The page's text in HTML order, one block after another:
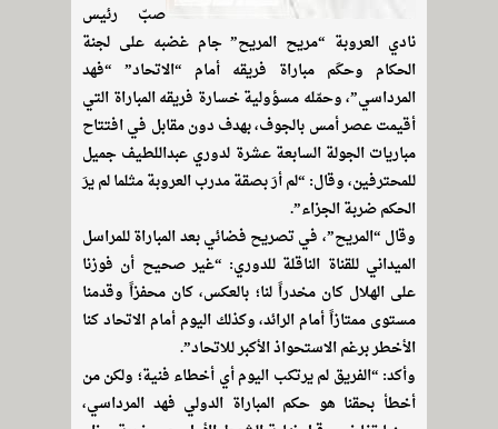
صبّ رئيس
نادي العروبة “مريح المريح” جام غضبه على لجنة
الحكام وحكَم مباراة فريقه أمام “الاتحاد” “فهد
المرداسي”، وحمّله مسؤولية خسارة فريقه المباراة التي
أقيمت عصر أمس بالجوف، بهدف دون مقابل في افتتاح
مباريات الجولة السابعة عشرة لدوري عبداللطيف جميل
للمحترفين، وقال: “لم أرَ بصقة مدرب العروبة مثلما لم يرَ
الحكم ضربة الجزاء”.
وقال “المريح”، في تصريح فضائي بعد المباراة للمراسل
الميداني للقناة الناقلة للدوري: “غير صحيح أن فوزنا
على الهلال كان مخدراً لنا؛ بالعكس، كان محفزاً وقدمنا
مستوى ممتازاً أمام الرائد، وكذلك اليوم أمام الاتحاد كنا
الأخطر برغم الاستحواذ الأكبر للاتحاد”.
وأكد: “الفريق لم يرتكب اليوم أي أخطاء فنية؛ ولكن من
أخطأ بحقنا هو حكم المباراة الدولي فهد المرداسي،